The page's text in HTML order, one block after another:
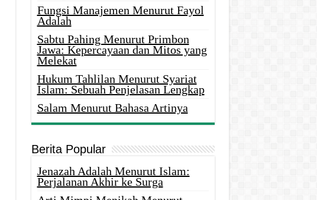
Fungsi Manajemen Menurut Fayol
Adalah
Sabtu Pahing Menurut Primbon
Jawa: Kepercayaan dan Mitos yang
Melekat
Hukum Tahlilan Menurut Syariat
Islam: Sebuah Penjelasan Lengkap
Salam Menurut Bahasa Artinya
Berita Popular
Jenazah Adalah Menurut Islam:
Perjalanan Akhir ke Surga